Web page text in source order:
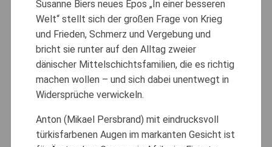
Susanne Biers neues Epos „In einer besseren
Welt“ stellt sich der großen Frage von Krieg
und Frieden, Schmerz und Vergebung und
bricht sie runter auf den Alltag zweier
dänischer Mittelschichtsfamilien, die es richtig
machen wollen – und sich dabei unentwegt in
Widersprüche verwickeln.
Anton (Mikael Persbrand) mit eindrucksvoll
türkisfarbenen Augen im markanten Gesicht ist